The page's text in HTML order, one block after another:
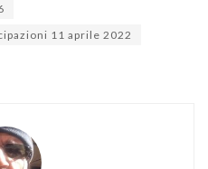
11 aprile 2022